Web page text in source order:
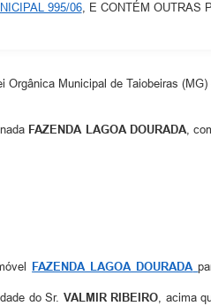
995/06, E CONTÉM OUTRAS
Municipal de Taiobeiras (MG)
FAZENDA LAGOA DOURADA,
FAZENDA LAGOA DOURADA
do Sr. VALMIR RIBEIRO , acima